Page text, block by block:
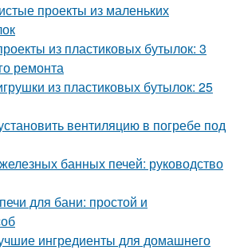
проекты из маленьких
из пластиковых бутылок: 3
ремонта
из пластиковых бутылок: 25
вентиляцию в погребе под
банных печей: руководство
для бани: простой и
ингредиенты для домашнего